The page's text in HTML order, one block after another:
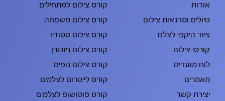
אודות
טיולים וסדנאות צילום
ציוד היקפי לצלם
קורסי צילום
לוח מועדים
מאמרים
יצירת קשר
קורס צילום למתחילים
קורס צילום משפחה
קורס צילום סטודיו
קורס צילום ניובורן
קורס צילום נופים
קורס לייטרום לצלמים
קורס פוטושופ לצלמים